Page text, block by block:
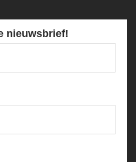
nieuwsbrief!